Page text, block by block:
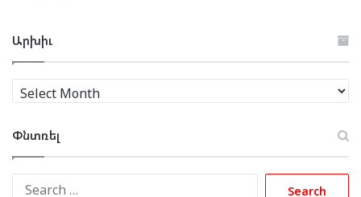
Արխիւ
Արխիւ
Փնտռել